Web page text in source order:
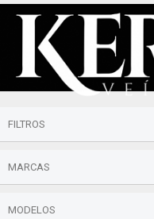
FILTROS
MARCAS
MODELOS